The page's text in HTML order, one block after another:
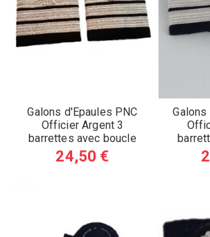
Galons d'Epaules PNC
Officier Argent 3
barrettes avec boucle
Nelson (A)
24,50 €
Galons